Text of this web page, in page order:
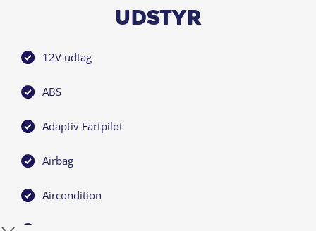
✅ Chat med os på bn.dk
Udstyr
12V udtag
ABS
Adaptiv Fartpilot
Airbag
Aircondition